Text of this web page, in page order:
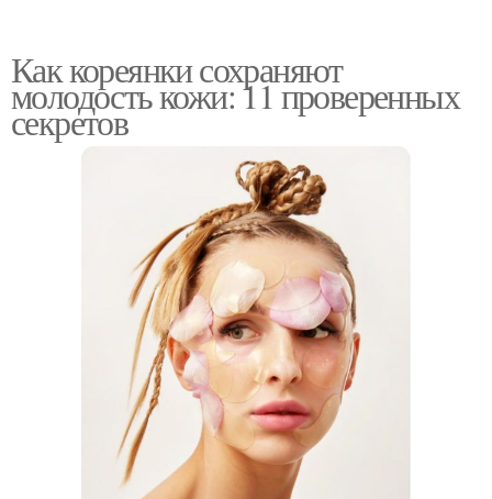
Как кореянки сохраняют
молодость кожи: 11 проверенных
секретов